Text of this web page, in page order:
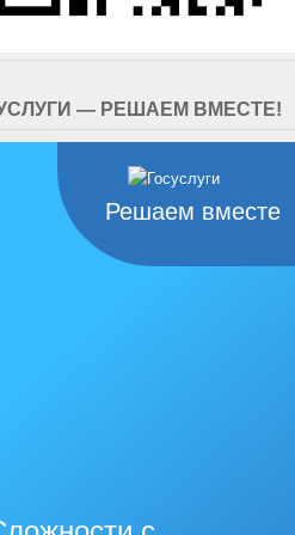
— РЕШАЕМ ВМЕСТЕ!
Решаем вместе